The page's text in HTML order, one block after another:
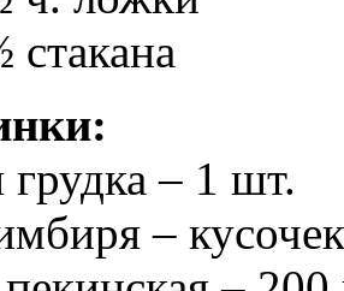
стакана
грудка – 1 шт.
–